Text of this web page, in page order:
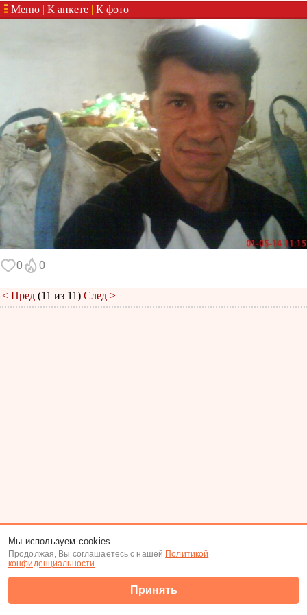
Меню | К анкете | К фото
0 0
< Пред (11 из 11) След >
(c) Tabor.ru 2026
Мы используем cookies
Продолжая, Вы соглашаетесь с нашей Политикой
конфиденциальности.
Принять